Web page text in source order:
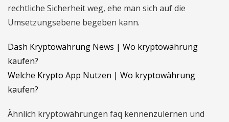
rechtliche Sicherheit weg, ehe man sich auf die
Umsetzungsebene begeben kann.
Dash Kryptowährung News | Wo kryptowährung
kaufen?
Welche Krypto App Nutzen | Wo kryptowährung
kaufen?
Ähnlich kryptowährungen faq kennenzulernen und